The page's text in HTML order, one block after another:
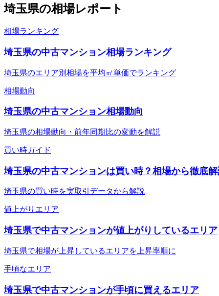
埼玉県の相場レポート
相場ランキング
埼玉県の中古マンション相場ランキング
埼玉県のエリア別相場を平均㎡単価でランキング
相場動向
埼玉県の中古マンション相場動向
埼玉県の相場動向・前年同期比の変動を解説
買い時ガイド
埼玉県の中古マンションは買い時？相場から徹底
埼玉県の買い時を実取引データから解説
値上がりエリア
埼玉県で中古マンションが値上がりしているエリア
埼玉県で相場が上昇しているエリアを上昇率順に
手頃なエリア
埼玉県で中古マンションが手頃に買えるエリア